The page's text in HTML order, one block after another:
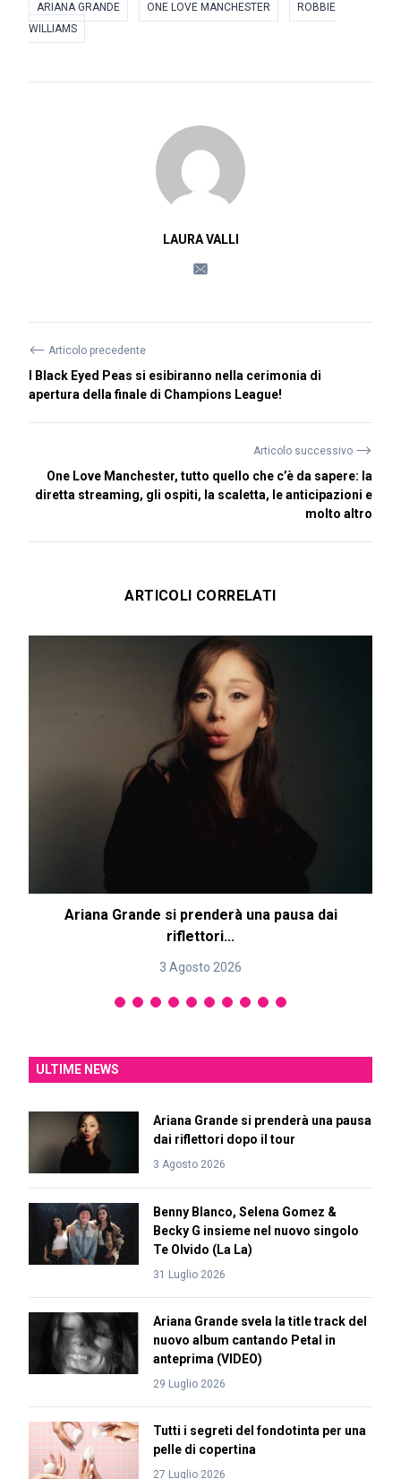
ARIANA GRANDE ONE LOVE MANCHESTER
ROBBIE
WILLIAMS
LAURA VALLI
⟵ Articolo precedente
I Black Eyed Peas si esibiranno nella cerimonia di
apertura della finale di Champions League!
Articolo successivo ⟶
One Love Manchester, tutto quello che c’è da sapere: la
diretta streaming, gli ospiti, la scaletta, le anticipazioni e
molto altro
ARTICOLI CORRELATI
Ariana Grande si prenderà una pausa dai
riflettori...
3 Agosto 2026
ULTIME NEWS
Ariana Grande si prenderà una pausa
dai riflettori dopo il tour
3 Agosto 2026
Benny Blanco, Selena Gomez &
Becky G insieme nel nuovo singolo
Te Olvido (La La)
31 Luglio 2026
Ariana Grande svela la title track del
nuovo album cantando Petal in
anteprima (VIDEO)
29 Luglio 2026
Tutti i segreti del fondotinta per una
pelle di copertina
27 Luglio 2026